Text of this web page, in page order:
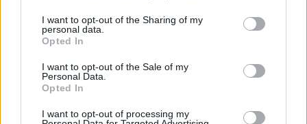
I want to opt-out of the Sharing of my
personal data.
Opted In
I want to opt-out of the Sale of my
Personal Data.
Opted In
I want to opt-out of processing my
experiência de utilizador mais eficiente, simples e
agradável. Por trás dessa filosofia está o trabalho dos
120.000 engenheiros da BYD, que estão constantemente
a expandir os limites do possível. Acreditamos que este é
o momento para que pessoas ao redor do mundo se
inspirem na tecnologia, e a Denza está numa posição